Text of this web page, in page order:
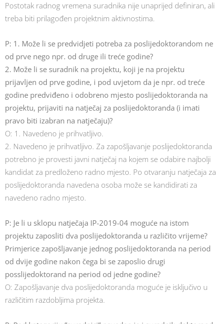
Postotak radnog vremena suradnika nije unaprijed definiran, ali
treba biti prilagođen projektnim aktivnostima.
P: 1. Može li se predvidjeti potreba za poslijedoktorandom ne
od prve nego npr. od druge ili treće godine?
2. Može li se suradnik na projektu, koji je na projektu
prijavljen od prve godine, i pod uvjetom da je npr. od treće
godine predviđeno i odobreno mjesto poslijedoktoranda na
projektu, prijaviti na natječaj za poslijedoktoranda (i imati
pravo biti izabran na natječaju)?
O: 1. Navedeno je prihvatljivo.
2. Navedeno je prihvatljivo. Za zapošljavanje poslijedoktoranda
potrebno je provesti javni natječaj na kojem se odabire najbolji
kandidat za predloženo radno mjesto. Po otvaranju natječaja za
poslijedoktoranda navedena osoba može se kandidirati za
navedeno radno mjesto.
P: Je li u sklopu natječaja IP-2019-04 moguće na istom
projektu zaposliti dva poslijedoktoranda u različito vrijeme?
Primjerice zapošljavanje jednog poslijedoktoranda na period
od dvije godine nakon čega bi se zaposlio drugi
posslijedoktorand na period od jedne godine?
O: Zapošljavanje dva poslijedoktoranda moguće je isključivo u
različitim razdobljima projekta.